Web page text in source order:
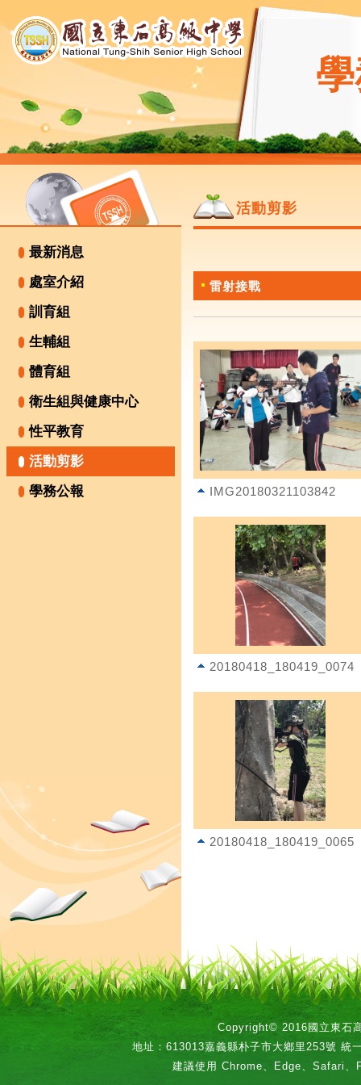
最新消息
處室介紹
訓育組
生輔組
體育組
衛生組與健康中心
性平教育
活動剪影
學務公報
活動剪影
雷射接戰
IMG20180321103842
20180418_180419_0074
20180418_180419_0065
Copyright© 2016國立東石
地址：613013嘉義縣朴子市大鄉里253號 統
建議使用 Chrome、Edge、Safari